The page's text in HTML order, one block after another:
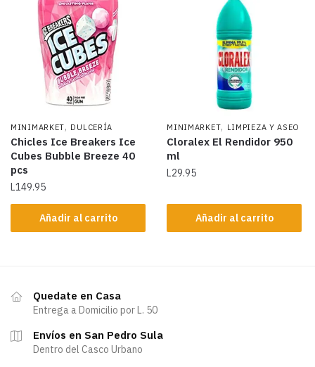
MINIMARKET, DULCERÍA
Chicles Ice Breakers Ice
Cubes Bubble Breeze 40
pcs
L149.95
Añadir al carrito
MINIMARKET, LIMPIEZA Y ASEO
Cloralex El Rendidor 950
ml
L29.95
Añadir al carrito
Quedate en Casa
Entrega a Domicilio por L. 50
Envíos en San Pedro Sula
Dentro del Casco Urbano